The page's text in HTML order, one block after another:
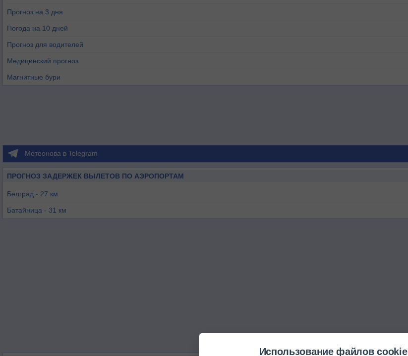
Прогноз на 3 дня
Погода на 10 дней
Прогноз для водителей
Медицинский прогноз
Магнитные бури
Метеонова в Telegram
ПРОГНОЗ ЗАДЕРЖЕК ВЫЛЕТОВ ПО АЭРОПОРТАМ
Белград - 27 км
Батайница - 31 км
Использование файлов cookie